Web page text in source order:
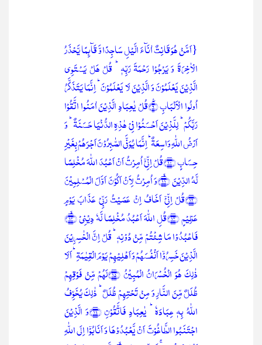
{اَمَّنۡ ہُوَ قَانِتٌ اٰنَآءَ الَّیۡلِ سَاجِدًا وَّ قَآئِمًا یَّحۡذَرُ
الۡاٰخِرَۃَ وَ یَرۡجُوۡا رَحۡمَۃَ رَبِّہٖ ؕ قُلۡ ہَلۡ یَسۡتَوِی
الَّذِیۡنَ یَعۡلَمُوۡنَ وَ الَّذِیۡنَ لَا یَعۡلَمُوۡنَ ؕ اِنَّمَا یَتَذَکَّرُ
اُولُوا الۡاَلۡبَابِ ٪﴿۹﴾قُلۡ یٰعِبَادِ الَّذِیۡنَ اٰمَنُوا اتَّقُوۡا
رَبَّکُمۡ ؕ لِلَّذِیۡنَ اَحۡسَنُوۡا فِیۡ ہٰذِہِ الدُّنۡیَا حَسَنَۃٌ ؕ وَ
اَرۡضُ اللّٰہِ وَاسِعَۃٌ ؕ اِنَّمَا یُوَفَّی الصّٰبِرُوۡنَ اَجۡرَہُمۡ بِغَیۡرِ
حِسَابٍ ﴿۱۰﴾قُلۡ اِنِّیۡۤ اُمِرۡتُ اَنۡ اَعۡبُدَ اللّٰہَ مُخۡلِصًا
لَّہُ الدِّیۡنَ ﴿ۙ۱۱﴾وَ اُمِرۡتُ لِاَنۡ اَکُوۡنَ اَوَّلَ الۡمُسۡلِمِیۡنَ
﴿۱۲﴾قُلۡ اِنِّیۡۤ اَخَافُ اِنۡ عَصَیۡتُ رَبِّیۡ عَذَابَ یَوۡمٍ
عَظِیۡمٍ ﴿۱۳﴾قُلِ اللّٰہَ اَعۡبُدُ مُخۡلِصًا لَّہٗ دِیۡنِیۡ ﴿ۙ۱۴﴾
فَاعۡبُدُوۡا مَا شِئۡتُمۡ مِّنۡ دُوۡنِہٖ ؕ قُلۡ اِنَّ الۡخٰسِرِیۡنَ
الَّذِیۡنَ خَسِرُوۡۤا اَنۡفُسَہُمۡ وَ اَہۡلِیۡہِمۡ یَوۡمَ الۡقِیٰمَۃِ ؕ اَلَا
ذٰلِکَ ہُوَ الۡخُسۡرَانُ الۡمُبِیۡنُ ﴿۱۵﴾لَہُمۡ مِّنۡ فَوۡقِہِمۡ
ظُلَلٌ مِّنَ النَّارِ وَ مِنۡ تَحۡتِہِمۡ ظُلَلٌ ؕ ذٰلِکَ یُخَوِّفُ
اللّٰہُ بِہٖ عِبَادَہٗ ؕ یٰعِبَادِ فَاتَّقُوۡنِ ﴿۱۶﴾وَ الَّذِیۡنَ
اجۡتَنَبُوا الطَّاغُوۡتَ اَنۡ یَّعۡبُدُوۡہَا وَ اَنَابُوۡۤا اِلَی اللّٰہِ